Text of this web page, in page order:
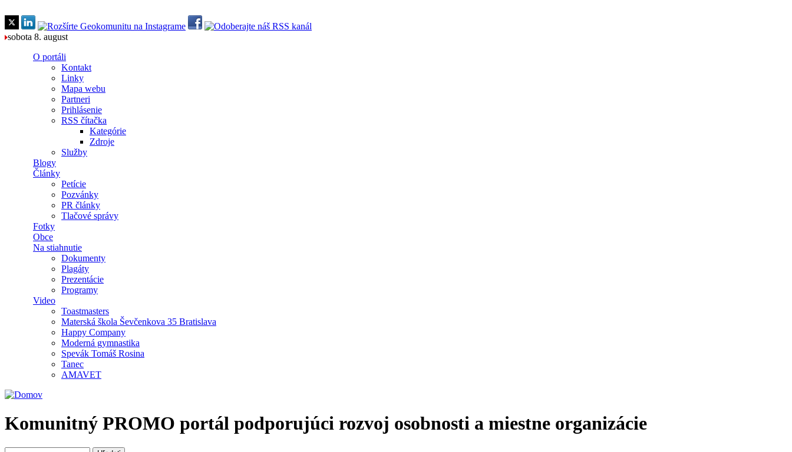
Skočiť na hlavný obsah
sobota 8. august
O portáli
Kontakt
Linky
Mapa webu
Partneri
Prihlásenie
RSS čítačka
Kategórie
Zdroje
Služby
Blogy
Články
Petície
Pozvánky
PR články
Tlačové správy
Fotky
Obce
Na stiahnutie
Dokumenty
Plagáty
Prezentácie
Programy
Video
Toastmasters
Materská škola Ševčenkova 35 Bratislava
Happy Company
Moderná gymnastika
Spevák Tomáš Rosina
Tanec
AMAVET
Komunitný PROMO portál podporujúci rozvoj osobnosti a miestne organizácie